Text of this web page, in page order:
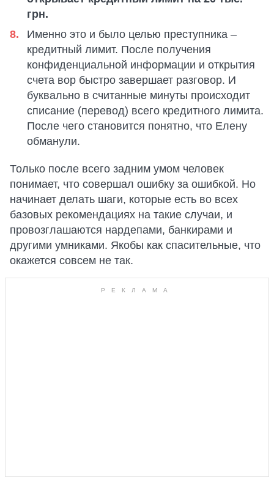
грн.
Именно это и было целью преступника –
кредитный лимит. После получения
конфиденциальной информации и открытия
счета вор быстро завершает разговор. И
буквально в считанные минуты происходит
списание (перевод) всего кредитного лимита.
После чего становится понятно, что Елену
обманули.
Только после всего задним умом человек
понимает, что совершал ошибку за ошибкой. Но
начинает делать шаги, которые есть во всех
базовых рекомендациях на такие случаи, и
провозглашаются нардепами, банкирами и
другими умниками. Якобы как спасительные, что
окажется совсем не так.